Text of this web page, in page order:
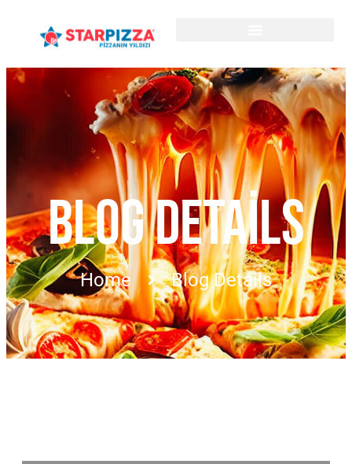
BLOG DETAILS
Home Blog Details